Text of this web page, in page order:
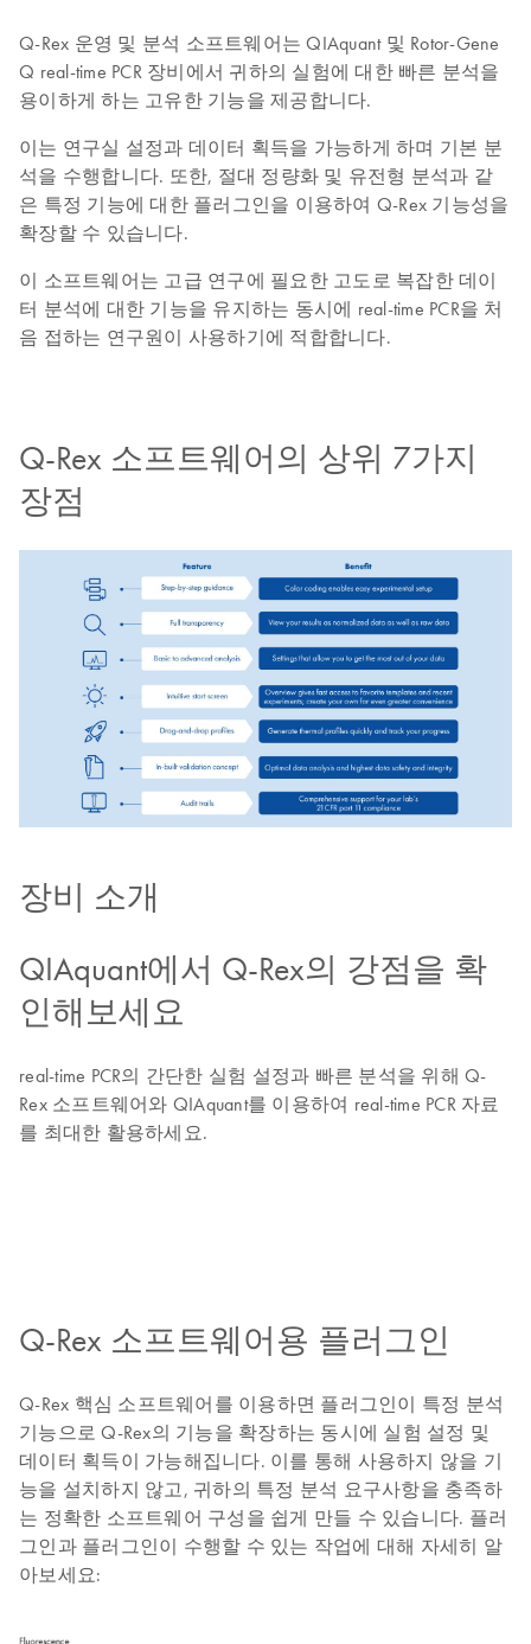
Q-Rex 운영 및 분석 소프트웨어는 QIAquant 및 Rotor-Gene
Q real-time PCR 장비에서 귀하의 실험에 대한 빠른 분석을
용이하게 하는 고유한 기능을 제공합니다.
이는 연구실 설정과 데이터 획득을 가능하게 하며 기본 분
석을 수행합니다. 또한, 절대 정량화 및 유전형 분석과 같
은 특정 기능에 대한 플러그인을 이용하여 Q-Rex 기능성을
확장할 수 있습니다.
이 소프트웨어는 고급 연구에 필요한 고도로 복잡한 데이
터 분석에 대한 기능을 유지하는 동시에 real-time PCR을 처
음 접하는 연구원이 사용하기에 적합합니다.
Q-Rex 소프트웨어의 상위 7가지
장점
장비 소개
QIAquant에서 Q-Rex의 강점을 확
인해보세요
real-time PCR의 간단한 실험 설정과 빠른 분석을 위해 Q-
Rex 소프트웨어와 QIAquant를 이용하여 real-time PCR 자료
를 최대한 활용하세요.
Q-Rex 소프트웨어용 플러그인
Q-Rex 핵심 소프트웨어를 이용하면 플러그인이 특정 분석
기능으로 Q-Rex의 기능을 확장하는 동시에 실험 설정 및
데이터 획득이 가능해집니다. 이를 통해 사용하지 않을 기
능을 설치하지 않고, 귀하의 특정 분석 요구사항을 충족하
는 정확한 소프트웨어 구성을 쉽게 만들 수 있습니다. 플러
그인과 플러그인이 수행할 수 있는 작업에 대해 자세히 알
아보세요: